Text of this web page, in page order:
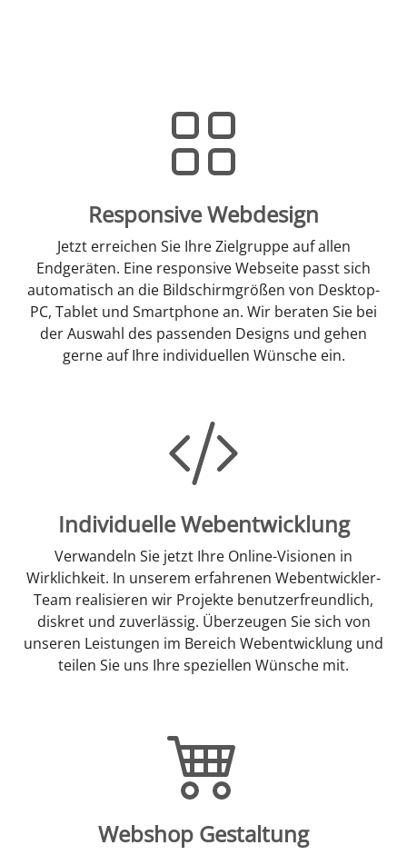
Responsive Webdesign
Jetzt erreichen Sie Ihre Zielgruppe auf allen
Endgeräten. Eine responsive Webseite passt sich
automatisch an die Bildschirmgrößen von Desktop-
PC, Tablet und Smartphone an. Wir beraten Sie bei
der Auswahl des passenden Designs und gehen
gerne auf Ihre individuellen Wünsche ein.
Individuelle Webentwicklung
Verwandeln Sie jetzt Ihre Online-Visionen in
Wirklichkeit. In unserem erfahrenen Webentwickler-
Team realisieren wir Projekte benutzerfreundlich,
diskret und zuverlässig. Überzeugen Sie sich von
unseren Leistungen im Bereich Webentwicklung und
teilen Sie uns Ihre speziellen Wünsche mit.
Webshop Gestaltung